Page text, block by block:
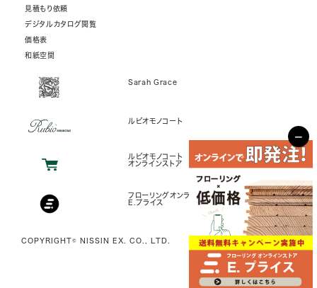
見積もり依頼
デジタルカタログ閲覧
価格表
和紙空間
Sarah Grace
ルビオモノコート
ルビオモノコート
オンラインストア
フローリングオンラインストア
E.プライス
COPYRIGHT© NISSIN EX. CO., LTD.
−